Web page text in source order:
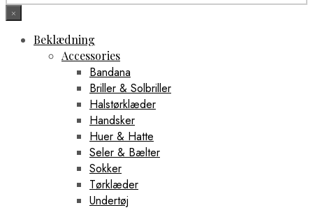
×
Beklædning
Accessories
Bandana
Briller & Solbriller
Halstørklæder
Handsker
Huer & Hatte
Seler & Bælter
Sokker
Tørklæder
Undertøj